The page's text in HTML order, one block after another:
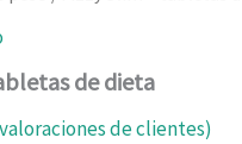
de dieta
valoraciones de clientes)